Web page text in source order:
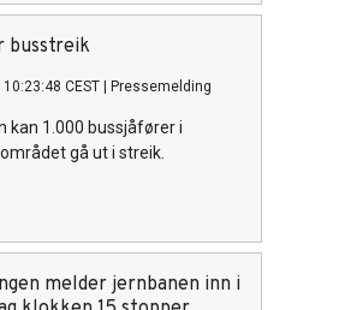
utenfor
Under møtet overleveres et
stor beklagelse at et knapt
31. mai 2021 vedtar en
tilslutning til EUs fjerde
busstreik
CEST Pressemelding
kan 1.000 bussjåfører i
gå ut i streik.
melder jernbanen inn i